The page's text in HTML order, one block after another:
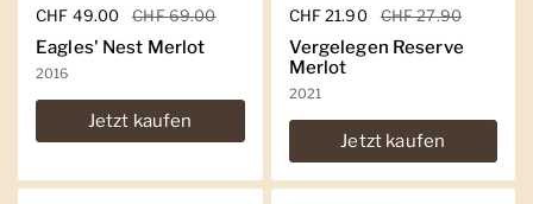
Regulärer Preis
CHF 49.00 Sale-Preis
CHF 69.00
Eagles' Nest Merlot
2016
Jetzt kaufen
Regulärer Preis
CHF 21.90 Sale-Preis
CHF 27.90
Vergelegen Reserve
Merlot
2021
Jetzt kaufen